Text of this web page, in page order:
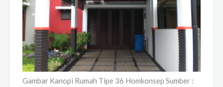
Gambar Kanopi Rumah Tipe 36 Homkonsep Sumber :